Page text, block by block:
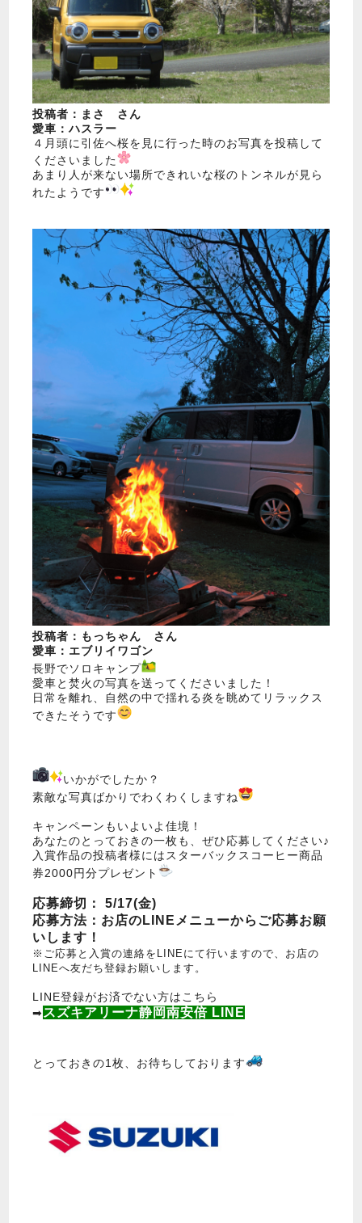
投稿者：まさ さん
愛車：ハスラー
４月頭に引佐へ桜を見に行った時のお写真を投稿して
くださいました
あまり人が来ない場所できれいな桜のトンネルが見ら
れたようです
投稿者：もっちゃん さん
愛車：エブリイワゴン
長野でソロキャンプ
愛車と焚火の写真を送ってくださいました！
日常を離れ、自然の中で揺れる炎を眺めてリラックス
できたそうです
いかがでしたか？
素敵な写真ばかりでわくわくしますね
キャンペーンもいよいよ佳境！
あなたのとっておきの一枚も、ぜひ応募してください♪
入賞作品の投稿者様にはスターバックスコーヒー商品
券2000円分プレゼント
応募締切： 5/17(金)
応募方法：お店のLINEメニューからご応募お願
いします！
※ご応募と入賞の連絡をLINEにて行いますので、お店の
LINEへ友だち登録お願いします。
LINE登録がお済でない方はこちら
➡スズキアリーナ静岡南安倍 LINE
とっておきの1枚、お待ちしております